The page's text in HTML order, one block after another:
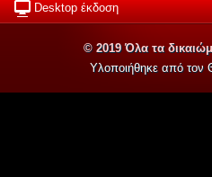
Desktop έκδοση
© 2019 Όλα τα
Υλοποιήθηκε από τον